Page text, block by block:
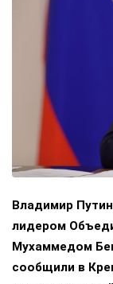
Владимир
лидером
Мухаммедом
сообщили в